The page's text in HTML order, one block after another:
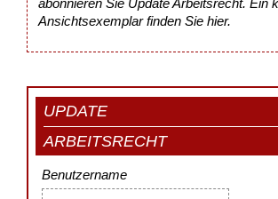
abonnieren Sie Update Arbeitsrecht. Ein
Ansichtsexemplar finden Sie hier.
UPDATE
ARBEITSRECHT
Benutzername